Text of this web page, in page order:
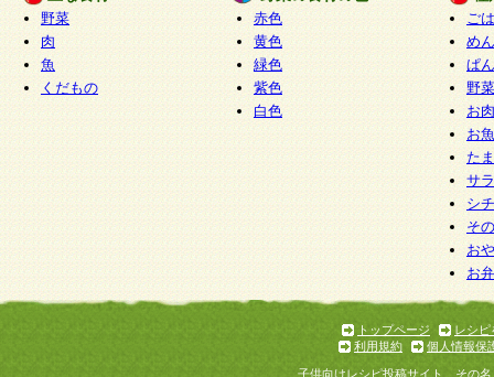
野菜
肉
魚
くだもの
赤色
黄色
緑色
紫色
白色
ご
めん
ぱん
野
お
お
た
サ
シ
そ
お
お
トップページ
レシピ
利用規約
個人情報保
子供向けレシピ投稿サイト、その